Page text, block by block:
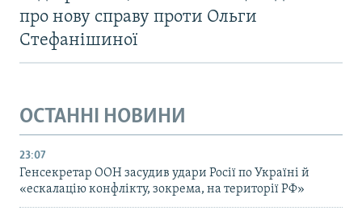
про нову справу проти Ольги
Стефанішиної
ОСТАННІ НОВИНИ
23:07
Генсекретар ООН засудив удари Росії по Україні й
«ескалацію конфлікту, зокрема, на території РФ»